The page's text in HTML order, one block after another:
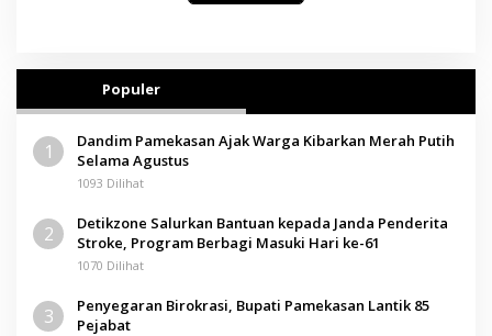
Populer
1
Dandim Pamekasan Ajak Warga Kibarkan Merah Putih
Selama Agustus
1093 Dilihat
2
Detikzone Salurkan Bantuan kepada Janda Penderita
Stroke, Program Berbagi Masuki Hari ke-61
1070 Dilihat
3
Penyegaran Birokrasi, Bupati Pamekasan Lantik 85
Pejabat